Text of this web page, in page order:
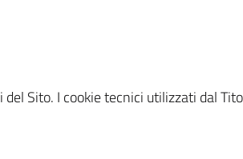
Sito. I cookie tecnici utilizzati dal